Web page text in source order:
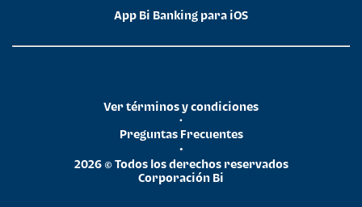
App Bi Banking para iOS
2026 © Todos los derechos reservados
Corporación Bi
•
Preguntas Frecuentes
•
Ver términos y condiciones